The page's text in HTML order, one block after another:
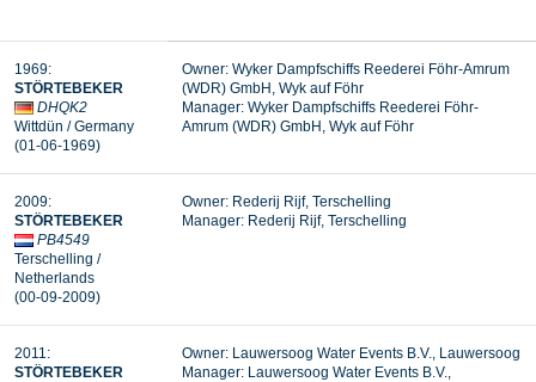
1969:
STÖRTEBEKER
DHQK2
Wittdün / Germany
(01-06-1969)
Owner: Wyker Dampfschiffs Reederei Föhr-Amrum
(WDR) GmbH, Wyk auf Föhr
Manager: Wyker Dampfschiffs Reederei Föhr-
Amrum (WDR) GmbH, Wyk auf Föhr
2009:
STÖRTEBEKER
PB4549
Terschelling /
Netherlands
(00-09-2009)
Owner: Rederij Rijf, Terschelling
Manager: Rederij Rijf, Terschelling
2011:
STÖRTEBEKER
Owner: Lauwersoog Water Events B.V., Lauwersoog
Manager: Lauwersoog Water Events B.V.,